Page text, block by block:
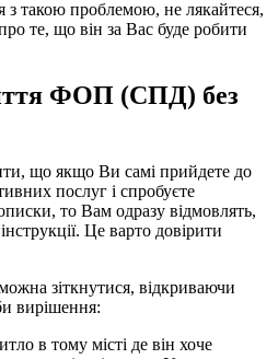
влаштовується на роботу в
зареєструватися ФОП
такою проблемою, не лякайтеся,
ФОП (СПД) без
що якщо Ви самі прийдете до
послуг і спробуєте
то Вам одразу відмовлять,
вирішення: